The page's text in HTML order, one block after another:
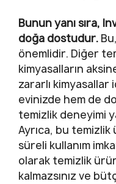
Bunun yanı sıra,
doğa dostudur.
önemlidir. Diğer
kimyasalların
zararlı
evinizde hem de
temizlik deneyimi
Ayrıca, bu
süreli kullanım
olarak temizlik
kalmazsınız ve